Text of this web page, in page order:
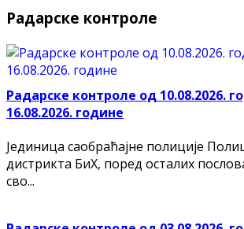
Радарске контроле
Радарске контроле од 10.08.2026.
16.08.2026. године
Јединица саобраћајне полиције
дистрикта БиХ, поред осталих
сво...